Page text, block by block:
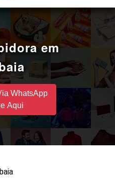
em
WhatsApp
Aqui